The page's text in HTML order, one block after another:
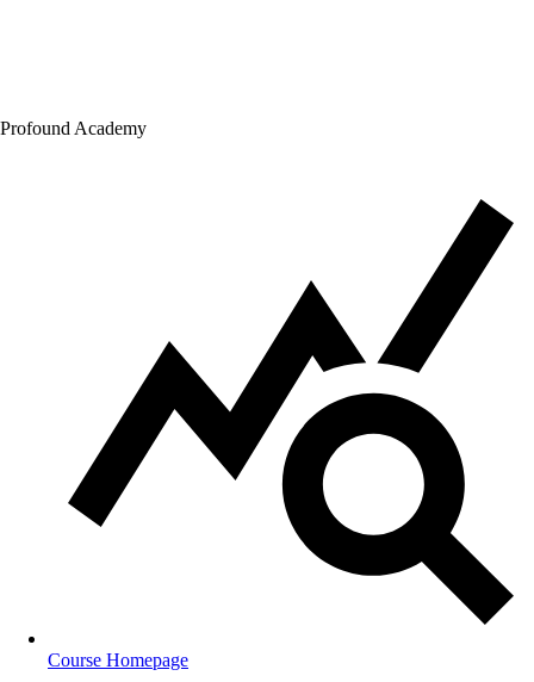
Profound Academy
Course Homepage